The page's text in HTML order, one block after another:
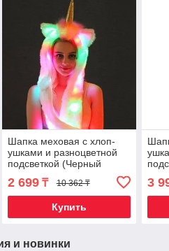
Шапка меховая с хлоп-
ушками и разноцветной
подсветкой (Черный
единорог)
2 699₸ 10 362 ₸
Купить
3
и новинки